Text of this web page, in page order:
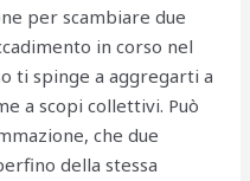
per scambiare due
in corso nel
ti spinge a aggregarti a
a scopi collettivi. Può
che due
della stessa